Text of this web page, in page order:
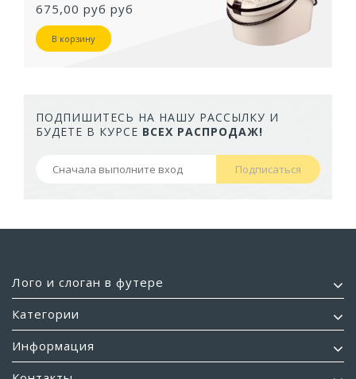
675,00 руб руб
В корзину
ПОДПИШИТЕСЬ НА НАШУ РАССЫЛКУ И
БУДЕТЕ В КУРСЕ ВСЕХ РАСПРОДАЖ!
Подписаться
Лого и слоган в футере
Категории
Информация